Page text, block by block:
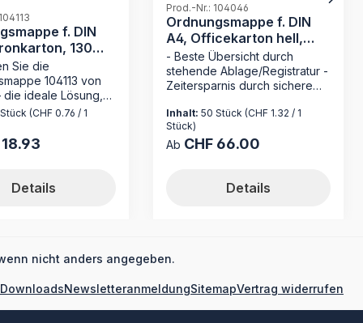
f. DIN
130
Sie die
104113 von
die ideale Lösung,
effizient
Hergestellt
hochwertigem
mit 120 g/m²,
ihre Haltbarkeit,
durch ihre
MAPPEI! Dank ihres
Materials und
Ausstattung
stets
Die alpha-
(CHF 0.76 / 1
Preis:
18.93
Details
Prod.-Nr.: 104046
Ordnungsmappe f. DIN
A4, Officekarton hell,
230 g/qm
- Beste Übersicht durch
stehende Ablage/Registratur -
Zeitersparnis durch sichere
Mechanik wie bei hängender
Registratur - Made in Germany
Die Ordnungsmappe 104046
Aufbewahrung von
ausgestattet, bietet diese
übersichtliche Organisation für
Inhalt: 50 Stück (CHF 1.32 / 1
Stück)
Regulärer Preis:
Ab CHF 66.00
Details
nicht anders angegeben.
DownloadsNewsletteranmeldungSitemapVertrag widerrufen